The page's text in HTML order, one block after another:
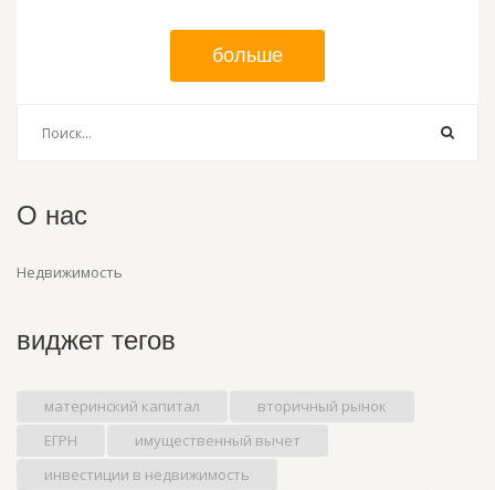
больше
О нас
Недвижимость
виджет тегов
материнский капитал
вторичный рынок
ЕГРН
имущественный вычет
инвестиции в недвижимость